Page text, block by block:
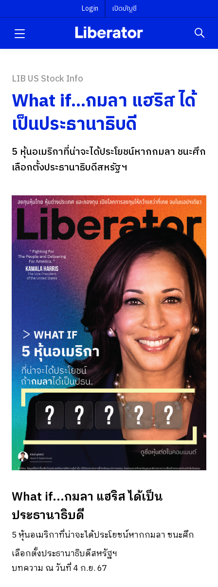
Login เปิดบัญชี
LIB US Stock Info
What if...กมลา แฮริส ได้
เป็นประธานาธิบดี
5 หุ้นอเมริกาที่น่าจะได้ประโยชน์หากกมลา ชนะศึก
เลือกตั้งประธานาธิบดีสหรัฐฯ
What if...กมลา แฮริส ได้เป็น
ประธานาธิบดี
5 หุ้นอเมริกาที่น่าจะได้ประโยชน์หากกมลา ชนะศึก
เลือกตั้งประธานาธิบดีสหรัฐฯ
บทความ ณ วันที่ 4 ก.ย. 67